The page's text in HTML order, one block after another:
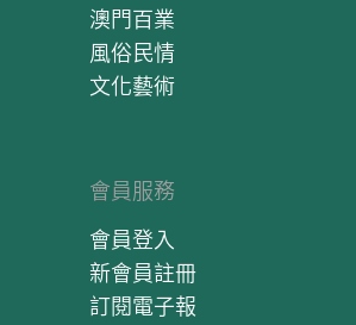
澳門百業
風俗民情
文化藝術
會員服務
會員登入
新會員註冊
訂閱電子報